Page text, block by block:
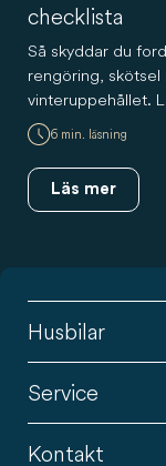
checklista
Så skyddar du
rengöring,
vinteruppehållet.
6 min. läsning
Läs mer
Husbilar
Service
Kontakt